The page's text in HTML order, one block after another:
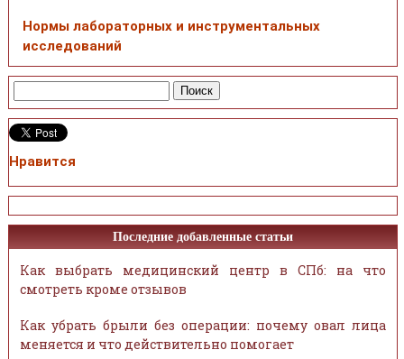
Нормы лабораторных и инструментальных
исследований
Нравится
Последние добавленные статьи
Как выбрать медицинский центр в СПб: на что
смотреть кроме отзывов
Как убрать брыли без операции: почему овал лица
меняется и что действительно помогает